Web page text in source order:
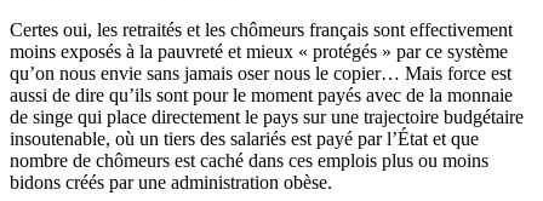
Certes oui, les retraités et les chômeurs français sont effectivement
moins exposés à la pauvreté et mieux « protégés » par ce système
qu’on nous envie sans jamais oser nous le copier… Mais force est
aussi de dire qu’ils sont pour le moment payés avec de la monnaie
de singe qui place directement le pays sur une trajectoire budgétaire
insoutenable, où un tiers des salariés est payé par l’État et que
nombre de chômeurs est caché dans ces emplois plus ou moins
bidons créés par une administration obèse.